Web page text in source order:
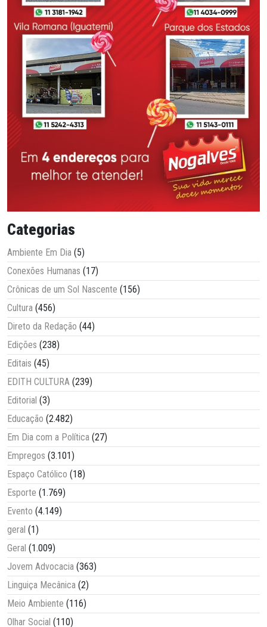
Categorias
Ambiente Em Dia (5)
Conexões Humanas (17)
Crônicas de um Sol Nascente (156)
Cultura (456)
Direto da Redação (44)
Edições (238)
Editais (45)
EDITH CULTURA (239)
Editorial (3)
Educação (2.482)
Em Dia com a Política (27)
Empregos (3.101)
Espaço Católico (18)
Esporte (1.769)
Evento (4.149)
geral (1)
Geral (1.009)
Jovem Advocacia (363)
Linguiça Mecânica (2)
Meio Ambiente (116)
Olhar Social (110)